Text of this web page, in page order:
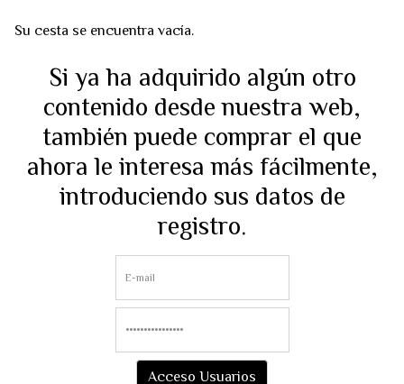
Su cesta se encuentra vacía.
Si ya ha adquirido algún otro
contenido desde nuestra web,
también puede comprar el que
ahora le interesa más fácilmente,
introduciendo sus datos de
registro.